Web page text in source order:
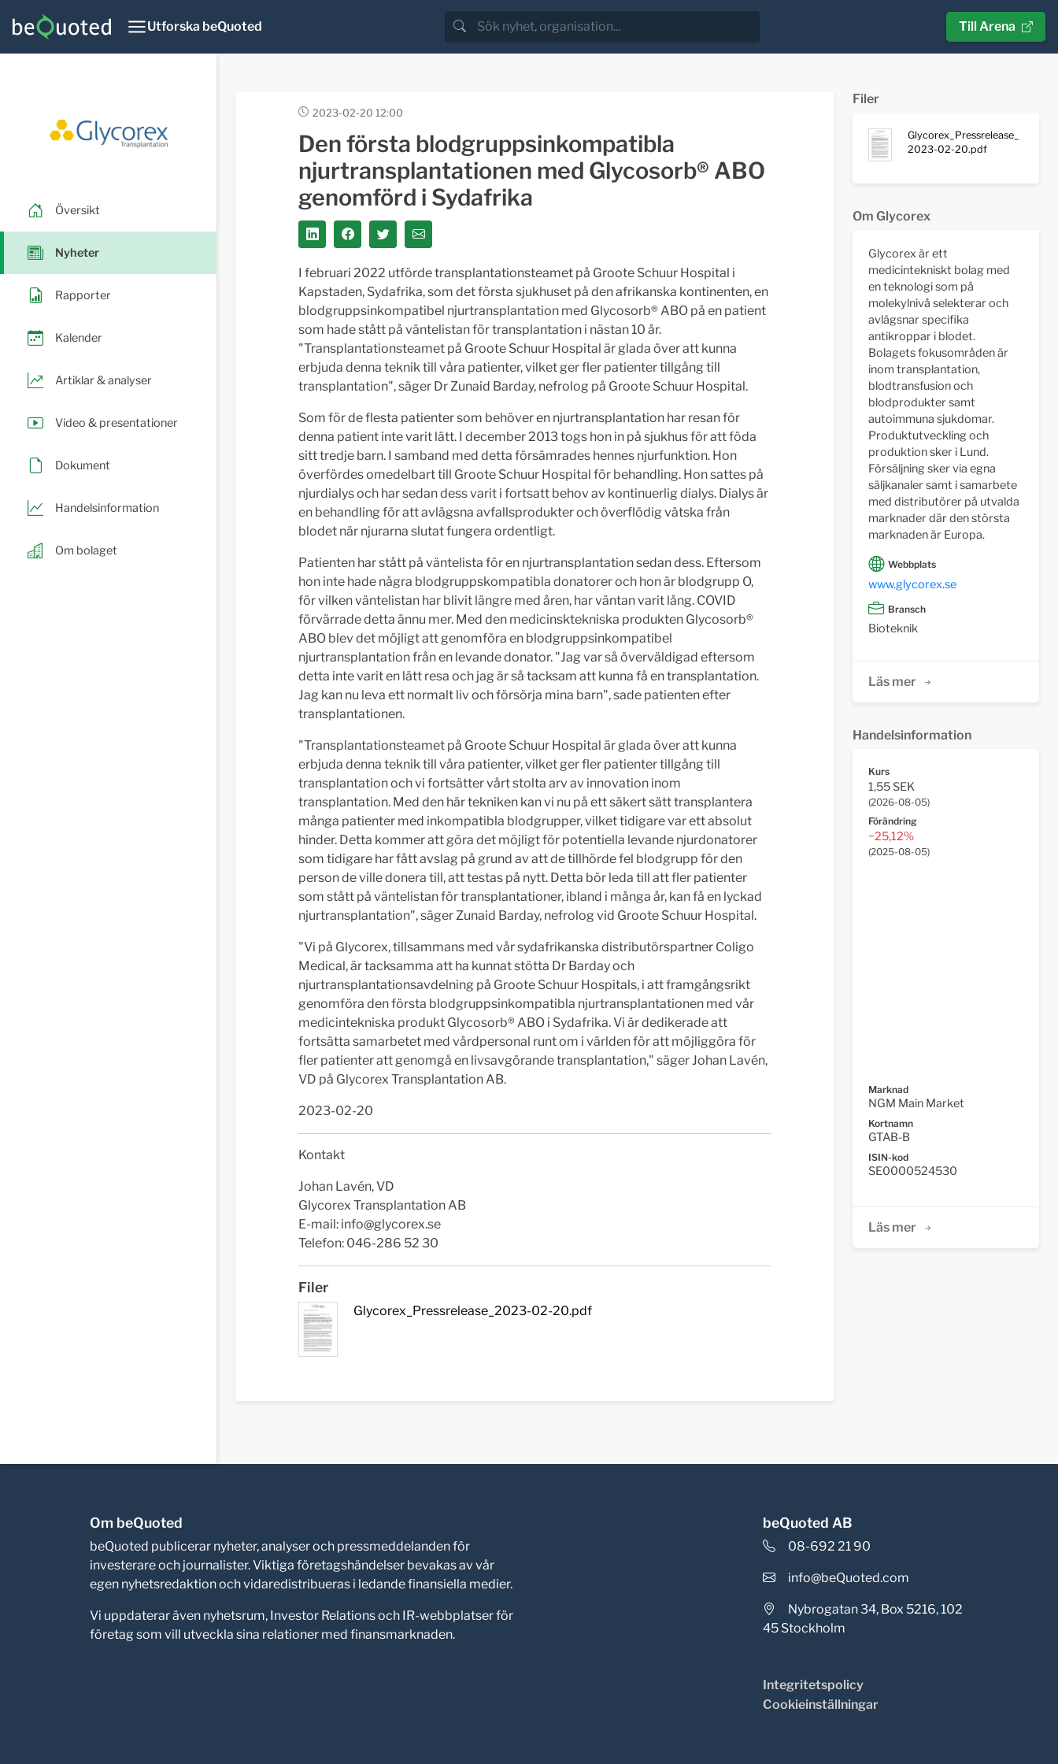
Utforska beQuoted Till Arena
Översikt
Nyheter
Rapporter
Kalender
Artiklar & analyser
Video & presentationer
Dokument
Handelsinformation
Om bolaget
2023-02-20 12:00
Den första blodgruppsinkompatibla
njurtransplantationen med Glycosorb® ABO
genomförd i Sydafrika
I februari 2022 utförde transplantationsteamet på Groote Schuur Hospital i
Kapstaden, Sydafrika, som det första sjukhuset på den afrikanska kontinenten, en
blodgruppsinkompatibel njurtransplantation med Glycosorb® ABO på en patient
som hade stått på väntelistan för transplantation i nästan 10 år.
"Transplantationsteamet på Groote Schuur Hospital är glada över att kunna
erbjuda denna teknik till våra patienter, vilket ger fler patienter tillgång till
transplantation", säger Dr Zunaid Barday, nefrolog på Groote Schuur Hospital.
Som för de flesta patienter som behöver en njurtransplantation har resan för
denna patient inte varit lätt. I december 2013 togs hon in på sjukhus för att föda
sitt tredje barn. I samband med detta försämrades hennes njurfunktion. Hon
överfördes omedelbart till Groote Schuur Hospital för behandling. Hon sattes på
njurdialys och har sedan dess varit i fortsatt behov av kontinuerlig dialys. Dialys är
en behandling för att avlägsna avfallsprodukter och överflödig vätska från
blodet när njurarna slutat fungera ordentligt.
Patienten har stått på väntelista för en njurtransplantation sedan dess. Eftersom
hon inte hade några blodgruppskompatibla donatorer och hon är blodgrupp O,
för vilken väntelistan har blivit längre med åren, har väntan varit lång. COVID
förvärrade detta ännu mer. Med den medicinsktekniska produkten Glycosorb®
ABO blev det möjligt att genomföra en blodgruppsinkompatibel
njurtransplantation från en levande donator. "Jag var så överväldigad eftersom
detta inte varit en lätt resa och jag är så tacksam att kunna få en transplantation.
Jag kan nu leva ett normalt liv och försörja mina barn", sade patienten efter
transplantationen.
"Transplantationsteamet på Groote Schuur Hospital är glada över att kunna
erbjuda denna teknik till våra patienter, vilket ger fler patienter tillgång till
transplantation och vi fortsätter vårt stolta arv av innovation inom
transplantation. Med den här tekniken kan vi nu på ett säkert sätt transplantera
många patienter med inkompatibla blodgrupper, vilket tidigare var ett absolut
hinder. Detta kommer att göra det möjligt för potentiella levande njurdonatorer
som tidigare har fått avslag på grund av att de tillhörde fel blodgrupp för den
person de ville donera till, att testas på nytt. Detta bör leda till att fler patienter
som stått på väntelistan för transplantationer, ibland i många år, kan få en lyckad
njurtransplantation", säger Zunaid Barday, nefrolog vid Groote Schuur Hospital.
"Vi på Glycorex, tillsammans med vår sydafrikanska distributörspartner Coligo
Medical, är tacksamma att ha kunnat stötta Dr Barday och
njurtransplantationsavdelning på Groote Schuur Hospitals, i att framgångsrikt
genomföra den första blodgruppsinkompatibla njurtransplantationen med vår
medicintekniska produkt Glycosorb® ABO i Sydafrika. Vi är dedikerade att
fortsätta samarbetet med vårdpersonal runt om i världen för att möjliggöra för
fler patienter att genomgå en livsavgörande transplantation," säger Johan Lavén,
VD på Glycorex Transplantation AB.
2023-02-20
Kontakt
Johan Lavén, VD
Glycorex Transplantation AB
E-mail: info@glycorex.se
Telefon: 046-286 52 30
Filer
Glycorex_Pressrelease_2023-02-20.pdf
Filer
Glycorex_Pressrelease_
2023-02-20.pdf
Om Glycorex
Glycorex är ett
medicintekniskt bolag med
en teknologi som på
molekylnivå selekterar och
avlägsnar specifika
antikroppar i blodet.
Bolagets fokusområden är
inom transplantation,
blodtransfusion och
blodprodukter samt
autoimmuna sjukdomar.
Produktutveckling och
produktion sker i Lund.
Försäljning sker via egna
säljkanaler samt i samarbete
med distributörer på utvalda
marknader där den största
marknaden är Europa.
Webbplats
www.glycorex.se
Bransch
Bioteknik
Läs mer
Handelsinformation
Kurs
1,55 SEK
(2026-08-05)
Förändring
−25,12%
(2025-08-05)
Marknad
NGM Main Market
Kortnamn
GTAB-B
ISIN-kod
SE0000524530
Läs mer
Om beQuoted
beQuoted publicerar nyheter, analyser och pressmeddelanden för
investerare och journalister. Viktiga företagshändelser bevakas av vår
egen nyhetsredaktion och vidaredistribueras i ledande finansiella medier.
Vi uppdaterar även nyhetsrum, Investor Relations och IR-webbplatser för
företag som vill utveckla sina relationer med finansmarknaden.
beQuoted AB
08-692 21 90
info@beQuoted.com
Nybrogatan 34, Box 5216, 102
45 Stockholm
Integritetspolicy
Cookieinställningar